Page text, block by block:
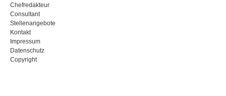
Chefredakteur
Consultant
Stellenangebote
Kontakt
Impressum
Datenschutz
Copyright